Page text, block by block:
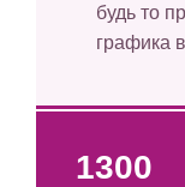
будь то
графика
1300